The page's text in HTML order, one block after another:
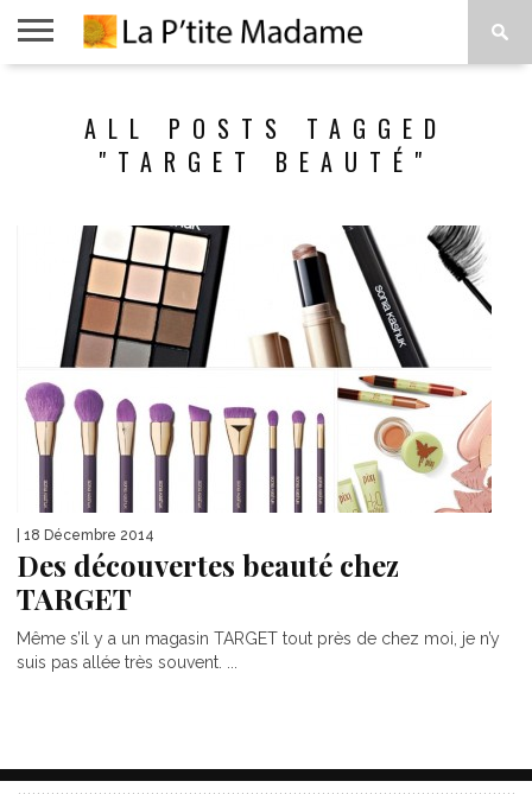
VIVRE
PROPOSALL POSTS TAGGED
"TARGET BEAUTÉ"
| 18 Décembre 2014
Des découvertes beauté chez
TARGET
Même s’il y a un magasin TARGET tout près de chez moi, je n’y
suis pas allée très souvent. ...